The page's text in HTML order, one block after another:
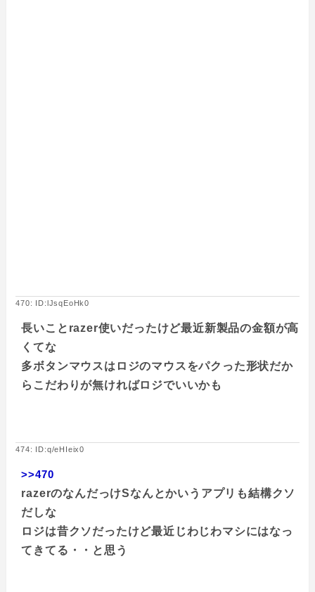
470: ID:lJsqEoHk0
長いことrazer使いだったけど最近新製品の金額が高
くてな
多ボタンマウスはロジのマウスをパクった形状だか
らこだわりが無ければロジでいいかも
474: ID:q/eHIeix0
>>470
razerのなんだっけSなんとかいうアプリも結構クソ
だしな
ロジは昔クソだったけど最近じわじわマシにはなっ
てきてる・・と思う